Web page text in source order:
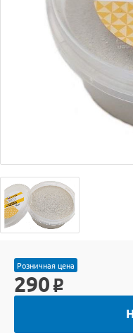
Розничная цена
290 o